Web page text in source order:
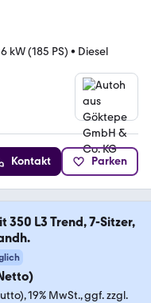
kW (185 PS) • Diesel
Kontakt Parken
350 L3 Trend, 7-Sitzer,
19% MwSt. ggf. zzgl.